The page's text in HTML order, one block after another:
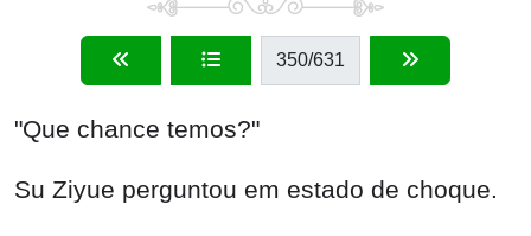
350/631
"Que chance temos?"
Su Ziyue perguntou em estado de choque.